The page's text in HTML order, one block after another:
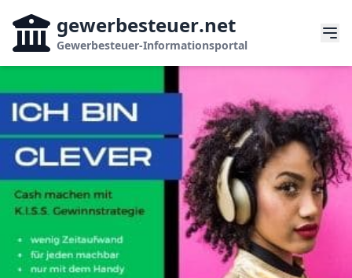
gewerbesteuer.net
Gewerbesteuer-Informationsportal